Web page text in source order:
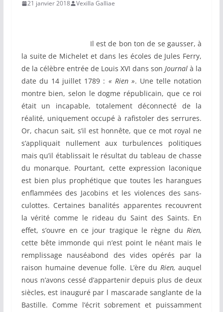
21 janvier 2018 Vexilla Galliae
Il est de bon ton de se gausser, à
la suite de Michelet et dans les écoles de Jules Ferry,
de la célèbre entrée de Louis XVI dans sonJournalà la
date du 14 juillet 1789 : « Rien ». Une telle notation
montre bien, selon le dogme républicain, que ce roi
était un incapable, totalement déconnecté de la
réalité, uniquement occupé à rafistoler des serrures.
Or, chacun sait, s’il est honnête, que ce mot royal ne
s’appliquait nullement aux turbulences politiques
mais qu’il établissait le résultat du tableau de chasse
du monarque. Pourtant, cette expression laconique
est bien plus prophétique que toutes les harangues
enflammées des Jacobins et les violences des sans-
culottes. Certaines banalités apparentes recouvrent
la vérité comme le rideau du Saint des Saints. En
effet, s’ouvre en ce jour tragique le règne duRien,
cette bête immonde qui n’est point le néant mais le
remplissage nauséabond des vides opérés par la
raison humaine devenue folle. L’ère duRien,auquel
nous n’avons cessé d’appartenir depuis plus de deux
siècles, est inauguré par l mascarade sanglante de la
Bastille. Comme l’écrit sobrement et puissamment